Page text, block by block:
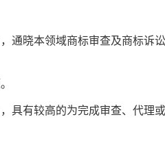
通晓本领域商标审查及商标诉
有较高的为完成审查、代理或